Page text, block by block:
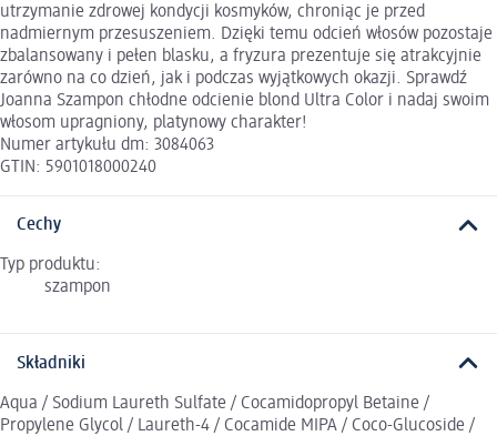
utrzymanie zdrowej kondycji kosmyków, chroniąc je przed
nadmiernym przesuszeniem. Dzięki temu odcień włosów pozostaje
zbalansowany i pełen blasku, a fryzura prezentuje się atrakcyjnie
zarówno na co dzień, jak i podczas wyjątkowych okazji. Sprawdź
Joanna Szampon chłodne odcienie blond Ultra Color i nadaj swoim
włosom upragniony, platynowy charakter!
Numer artykułu dm: 3084063
GTIN: 5901018000240
Cechy
Typ produktu:
szampon
Składniki
Aqua / Sodium Laureth Sulfate / Cocamidopropyl Betaine /
Propylene Glycol / Laureth-4 / Cocamide MIPA / Coco-Glucoside /